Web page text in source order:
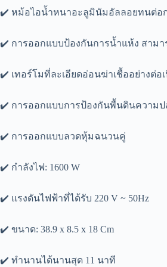
✔️ หม้อไอน้ำหนาอะลูมินัมอัลลอยทนต่อ
✔️ การออกแบบป้องกันการน้ำแห้ง สามา
✔️ เทอร์โมที่ละเอียดอ่อนฆ่าเชื้ออย่างต่อเ
✔️ การออกแบบการป้องกันพื้นดินความป
✔️ การออกแบบลวดหุ้มฉนวนคู่
✔️ กำลังไฟ: 1600 W
✔️ แรงดันไฟฟ้าที่ได้รับ 220 V ~ 50Hz
✔️ ขนาด: 38.9 x 8.5 x 18 Cm
✔️ ทำนานได้นานสุด 11 นาที